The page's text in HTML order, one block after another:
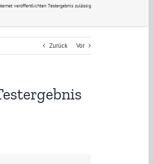
veröffentlichten Testergebnis zulässig
Zurück Vor